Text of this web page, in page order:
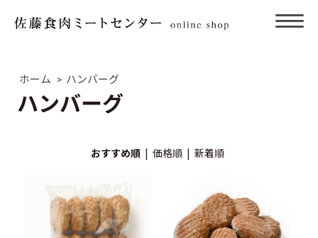
ホーム > ハンバーグ
ハンバーグ
おすすめ順| 価格順| 新着順